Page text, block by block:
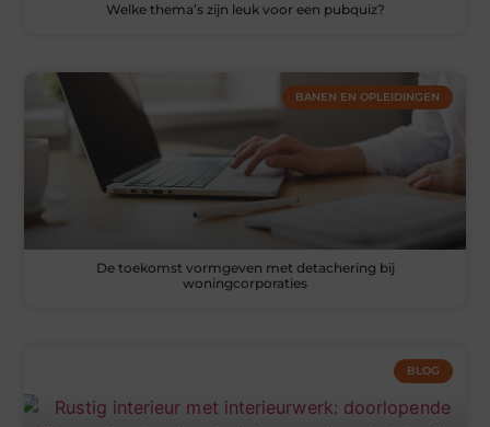
Welke thema’s zijn leuk voor een pubquiz?
BANEN EN OPLEIDINGEN
De toekomst vormgeven met detachering bij
woningcorporaties
BLOG